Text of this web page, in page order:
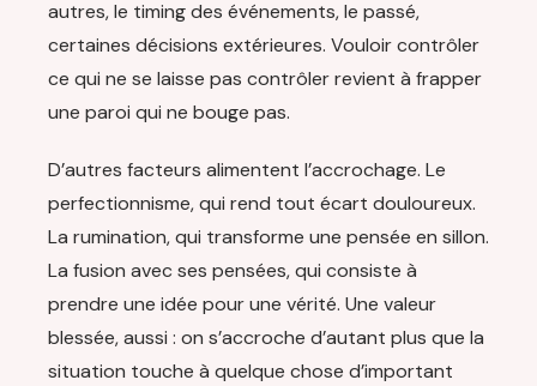
autres, le timing des événements, le passé,
certaines décisions extérieures. Vouloir contrôler
ce qui ne se laisse pas contrôler revient à frapper
une paroi qui ne bouge pas.
D’autres facteurs alimentent l’accrochage. Le
perfectionnisme, qui rend tout écart douloureux.
La rumination, qui transforme une pensée en sillon.
La fusion avec ses pensées, qui consiste à
prendre une idée pour une vérité. Une valeur
blessée, aussi : on s’accroche d’autant plus que la
situation touche à quelque chose d’important